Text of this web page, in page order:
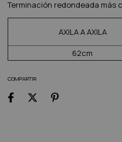
Terminación redondeada
AXILA A AXILA
62cm
COMPARTIR